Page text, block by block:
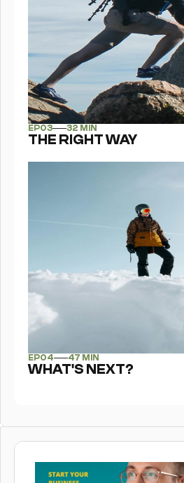
EPS03
EP03 32 MIN
THE RIGHT WAY
EPS04
EP04 47 MIN
WHAT'S NEXT?